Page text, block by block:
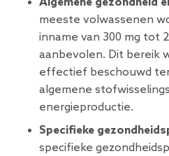
meeste volwassenen
inname van 300 mg tot
aanbevolen. Dit bereik
effectief beschouwd
algemene
energieproductie.
Specifieke
specifieke